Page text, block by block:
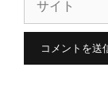
イ